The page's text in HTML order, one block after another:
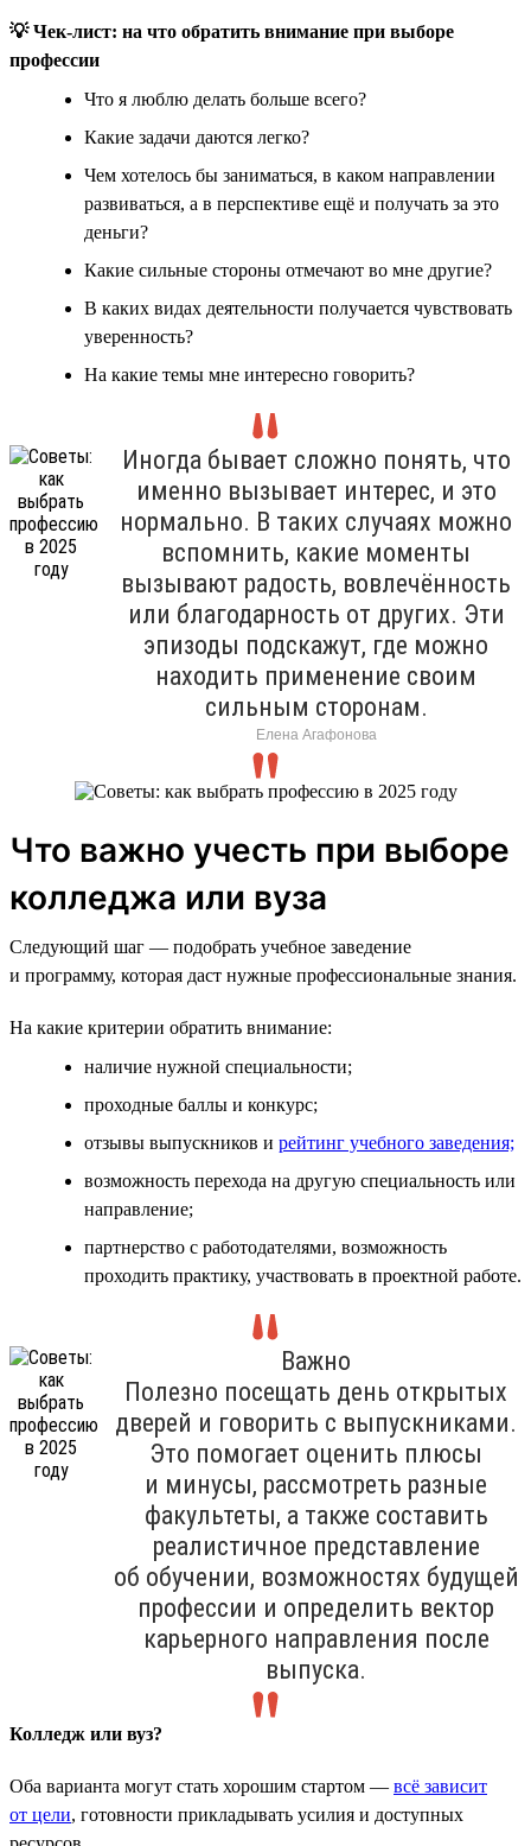
💡 Чек-лист: на что обратить внимание при выборе
профессии
Что я люблю делать больше всего?
Какие задачи даются легко?
Чем хотелось бы заниматься, в каком направлении
развиваться, а в перспективе ещё и получать за это
деньги?
Какие сильные стороны отмечают во мне другие?
В каких видах деятельности получается чувствовать
уверенность?
На какие темы мне интересно говорить?
Иногда бывает сложно понять, что
именно вызывает интерес, и это
нормально. В таких случаях можно
вспомнить, какие моменты
вызывают радость, вовлечённость
или благодарность от других. Эти
эпизоды подскажут, где можно
находить применение своим
сильным сторонам.
Елена Агафонова
Что важно учесть при выборе
колледжа или вуза
Следующий шаг — подобрать учебное заведение
и программу, которая даст нужные профессиональные знания.
На какие критерии обратить внимание:
наличие нужной специальности;
проходные баллы и конкурс;
отзывы выпускников и рейтинг учебного заведения;
возможность перехода на другую специальность или
направление;
партнерство с работодателями, возможность
проходить практику, участвовать в проектной работе.
Важно
Полезно посещать день открытых
дверей и говорить с выпускниками.
Это помогает оценить плюсы
и минусы, рассмотреть разные
факультеты, а также составить
реалистичное представление
об обучении, возможностях будущей
профессии и определить вектор
карьерного направления после
выпуска.
Колледж или вуз?
Оба варианта могут стать хорошим стартом — всё зависит
от цели, готовности прикладывать усилия и доступных